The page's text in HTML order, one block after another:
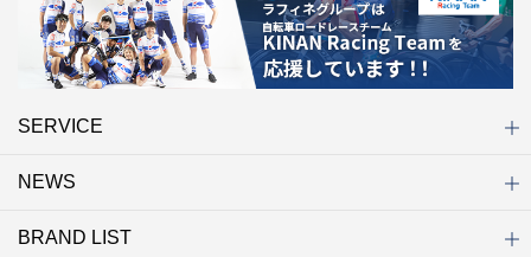
SERVICE
初めての方へ
店舗検索
キャンペーン
ラフィネ マルシェ（通販サイト）
WEB予約
よくある質問（Q&A）
サイトマップ
NEWS
ニュース一覧
お知らせ
オープン
クローズ
リニューアル
その他
BRAND LIST